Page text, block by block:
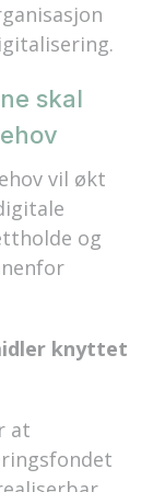
skal
vil økt
og
knyttet
at